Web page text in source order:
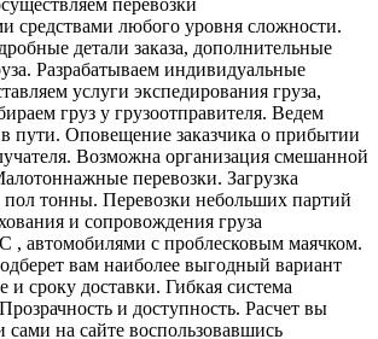
перевозки
средствами любого уровня сложности.
детали заказа, дополнительные
Разрабатываем индивидуальные
услуги экспедирования груза,
груз у грузоотправителя. Ведем
пути. Оповещение заказчика о прибытии
Возможна организация смешанной
перевозки. Загрузка
пол тонны. Перевозки небольших партий
и сопровождения груза
, автомобилями с проблесковым маячком.
вам наиболее выгодный вариант
и сроку доставки. Гибкая система
и доступность. Расчет вы
сами на сайте воспользовавшись